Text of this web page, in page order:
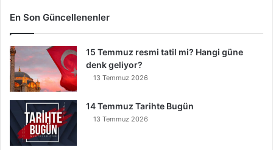
i
G
Y
e
r
e
n
s
En Son Güncellenenler
15 Temmuz resmi tatil mi? Hangi güne
denk geliyor?
13 Temmuz 2026
14 Temmuz Tarihte Bugün
13 Temmuz 2026